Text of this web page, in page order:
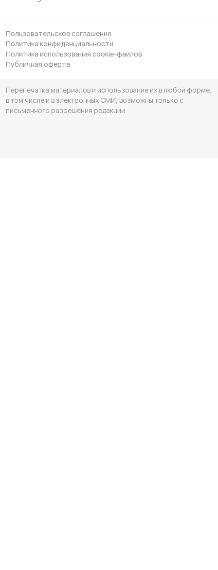
Пользовательское соглашение
Политика конфиденциальности
Политика использования cookie-файлов
Публичная оферта
Перепечатка материалов и использование их в любой форме,
в том числе и в электронных СМИ, возможны только с
письменного разрешения редакции.